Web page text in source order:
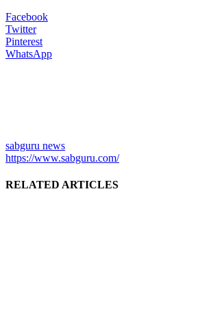
Facebook
Twitter
Pinterest
WhatsApp
sabguru news
https://www.sabguru.com/
RELATED ARTICLES